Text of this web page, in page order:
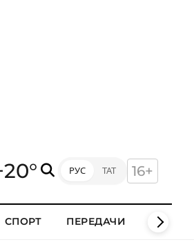
РУС ТАТ 16+
СПОРТ ПЕРЕДАЧИ КЛИПЫ